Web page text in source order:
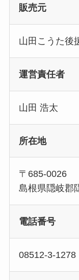
販売元
山田こうた後
運営責任者
山田 浩太
所在地
〒685-0026
島根県隠岐郡
電話番号
08512-3-1278